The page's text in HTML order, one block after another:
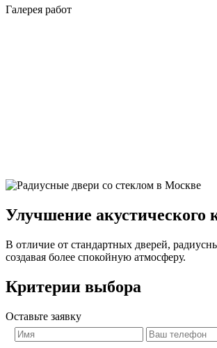
Галерея работ
Улучшение акустического
В отличие от стандартных дверей,
создавая более спокойную атмосферу.
Критерии выбора
Оставьте заявку